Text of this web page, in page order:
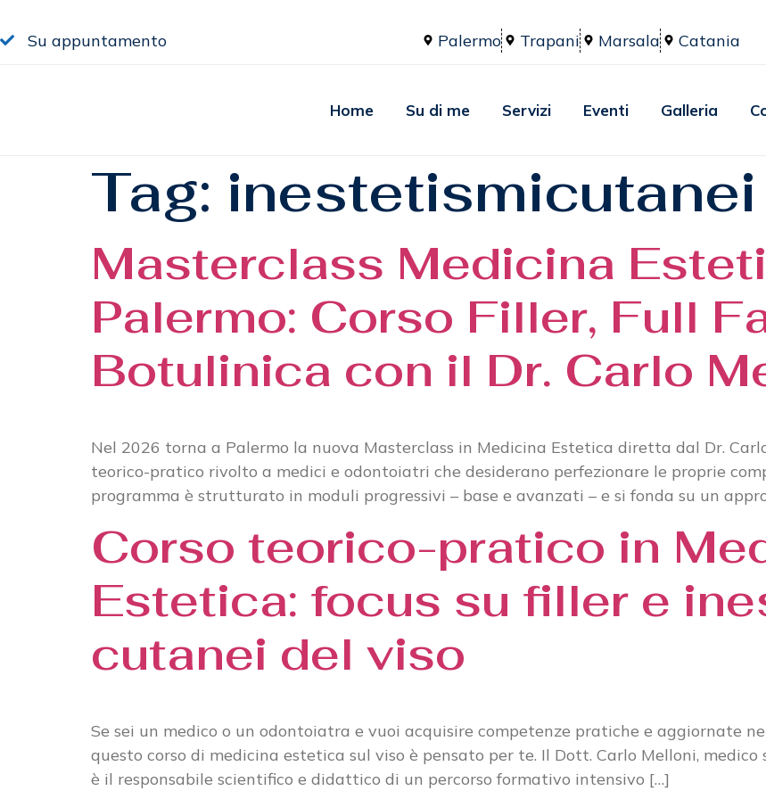
Su appuntamento Palermo Trapani Marsala Catania
Home Su di me Servizi Eventi Galleria
Tag: inestetismicutanei
Masterclass Medicina
Palermo: Corso Filler, Full
Botulinica con il Dr. Carlo
Nel 2026 torna a Palermo la nuova Masterclass in Medicina Estetica diretta dal Dr.
teorico-pratico rivolto a medici e odontoiatri che desiderano perfezionare le proprie
programma è strutturato in moduli progressivi – base e avanzati – e si fonda su un
Corso teorico-pratico in
Estetica: focus su filler e
cutanei del viso
Se sei un medico o un odontoiatra e vuoi acquisire competenze pratiche e aggiornate
questo corso di medicina estetica sul viso è pensato per te. Il Dott. Carlo Melloni,
è il responsabile scientifico e didattico di un percorso formativo intensivo […]